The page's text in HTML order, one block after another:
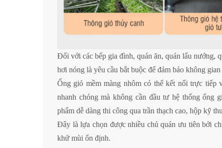
Đối với các bếp gia đình, quán ăn, quán lẩu nướng,
hơi nóng là yêu cầu bắt buộc để đảm bảo không
Ống gió mềm màng nhôm có thể kết nối trực tiếp
nhanh chóng mà không cần đầu tư hệ thống ống
phẩm dễ dàng thi công qua trần thạch cao, hộp kỹ
Đây là lựa chọn được nhiều chủ quán ưu tiên bởi
khử mùi ổn định.